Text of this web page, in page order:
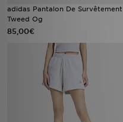
adidas Pantalon De Survêtement
Tweed Og
85,00€